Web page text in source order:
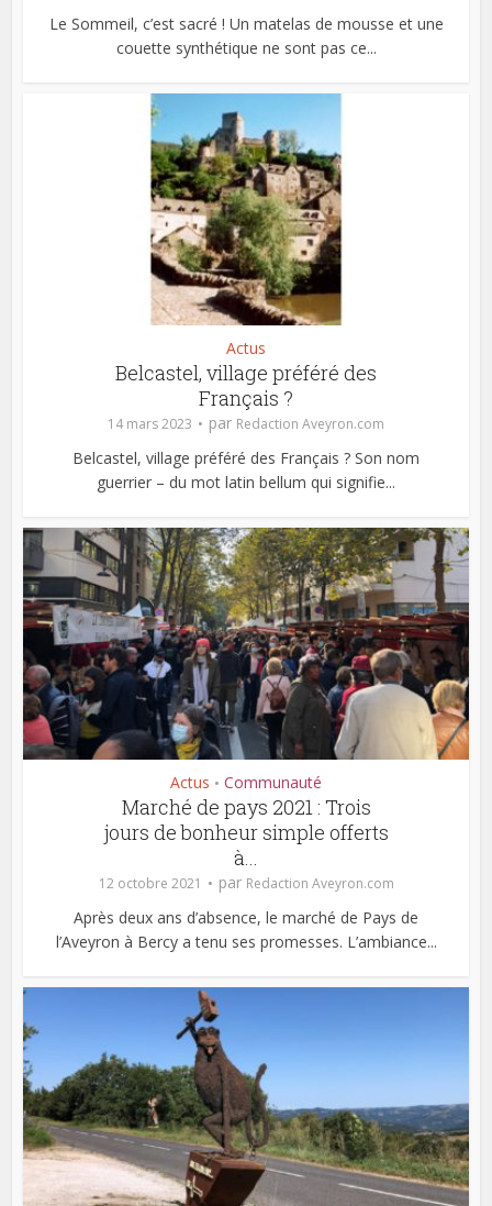
Le Sommeil, c’est sacré ! Un matelas de mousse et une
couette synthétique ne sont pas ce...
Actus
Belcastel, village préféré des
Français ?
14 mars 2023 par Redaction Aveyron.com
Belcastel, village préféré des Français ? Son nom
guerrier – du mot latin bellum qui signifie...
Actus • Communauté
Marché de pays 2021 : Trois
jours de bonheur simple offerts
à...
12 octobre 2021 par Redaction Aveyron.com
Après deux ans d’absence, le marché de Pays de
l’Aveyron à Bercy a tenu ses promesses. L’ambiance...